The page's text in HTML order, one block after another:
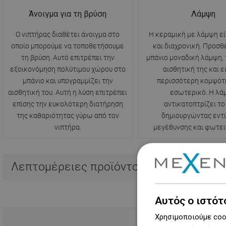
Άνοιγμα για τη βρύση
Ο νιπτήρας διαθέτει άνοιγμα στο
οποίο μπορούμε να τοποθετήσουμε
τη βρύση. Αυτό επιτρέπει την
εξοικονόμηση πολύτιμου χώρου στο
μπάνιο και υπογραμμίζει την
αισθητική του. Αυτή η λύση επιτρέπει
επίσης την ευκολότερη διατήρηση
της καθαριότητας γύρω από τον
νιπτήρα.
Λάμψη
Η κεραμική με λάμψη
και διαχρονική.
μπάνιο μοναδική λάμψη,
αισθητική της και
περισσότερη
εσωτερικό. Η
αντικατοπτρίζει
δημιουργώντας
μεγέθυνσης και
Λεπτομέρειες προϊόντος
Αυτός ο
Χρησιμοποιούμε